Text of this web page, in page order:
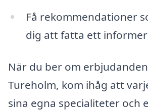
Få rekommendationer
dig att fatta ett
När du ber om
Tureholm, kom ihåg att
sina egna specialiteter och